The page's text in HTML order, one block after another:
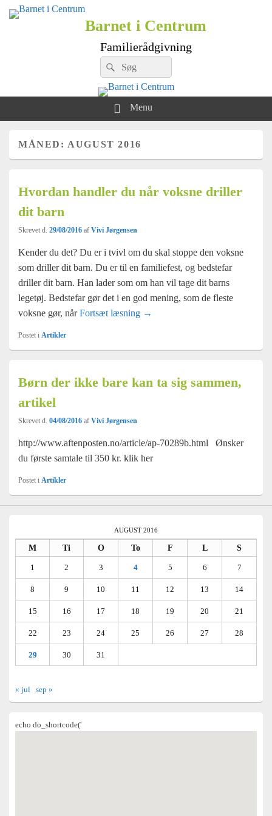
Barnet i Centrum
Familierådgivning
Search
for:
Søg
Menu
MÅNED: AUGUST 2016
Hvordan handler du når voksne driller
dit barn
Skrevet d. 29/08/2016 af Vivi Jørgensen
Kender du det? Du er i tvivl om du skal stoppe den voksne
som driller dit barn. Du er til en familiefest, og bedstefar
driller dit barn. Han lader som om han vil tage dit barns
legetøj. Bedstefar gør det i en god mening, som de fleste
voksne gør, nårFortsæt læsning Hvordan handler du når voksne
→
Postet i Artikler
Børn der ikke bare kan ta sig sammen,
artikel
Skrevet d. 04/08/2016 af Vivi Jørgensen
http://www.aftenposten.no/article/ap-70289b.html Ønsker
du første samtale til 350 kr. klik her
Postet i Artikler
AUGUST 2016
M Ti O To F L S
1 2 3 4 5 6 7
8 9 10 11 12 13 14
15 16 17 18 19 20 21
22 23 24 25 26 27 28
29 30 31
« jul sep »
echo do_shortcode('